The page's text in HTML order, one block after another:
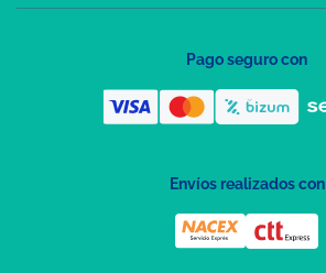
Pago seguro con
Envíos realizados con